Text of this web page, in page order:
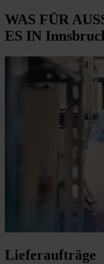
WAS FÜR
ES IN
Lieferaufträge